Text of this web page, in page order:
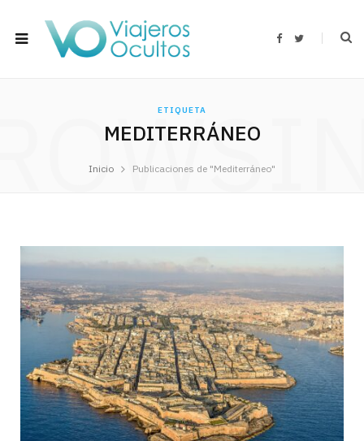
F
T
ETIQUETA
MEDITERRÁNEO
Inicio Publicaciones de "Mediterráneo"